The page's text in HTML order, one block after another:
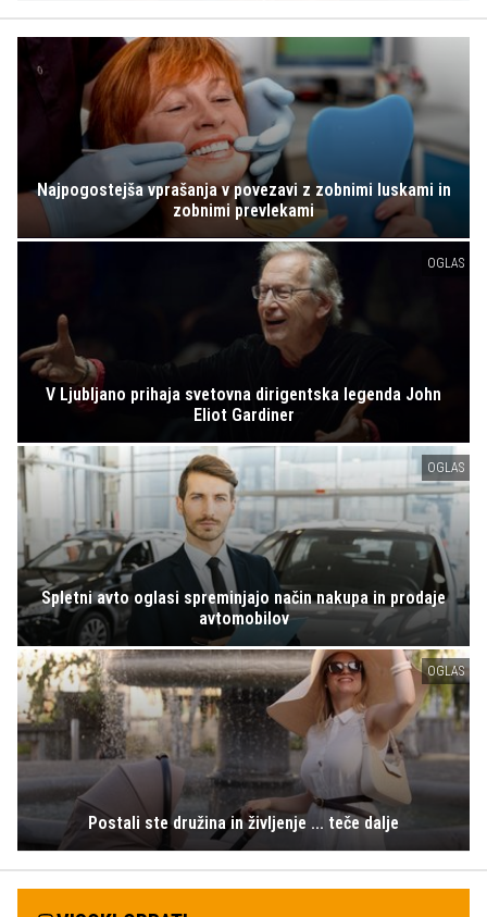
Najpogostejša vprašanja v povezavi z zobnimi luskami in
zobnimi prevlekami
OGLAS
V Ljubljano prihaja svetovna dirigentska legenda John
Eliot Gardiner
OGLAS
Spletni avto oglasi spreminjajo način nakupa in prodaje
avtomobilov
OGLAS
Postali ste družina in življenje ... teče dalje